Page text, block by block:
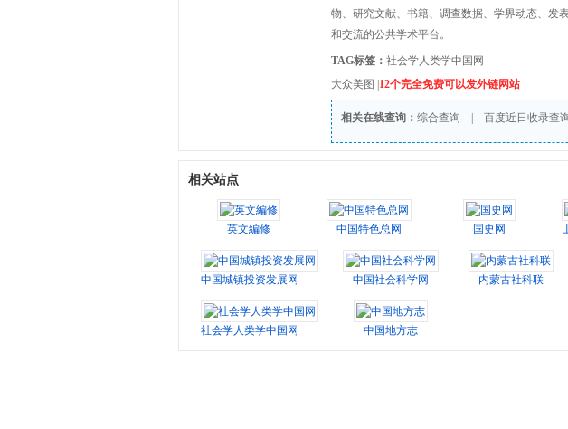
物、研究文献、书籍、调查数据、学界动态、发
和交流的公共学术平台。
TAG标签： 社会学人类学中国网
大众美图 12个完全免费可以发外链网站
相关在线查询： 综合查询 百度近日收录查
相关站点
英文編修 中国特色总网 国史网
中国城镇投资发展网 中国社会科学网 内蒙古社科联
社会学人类学中国网 中国地方志